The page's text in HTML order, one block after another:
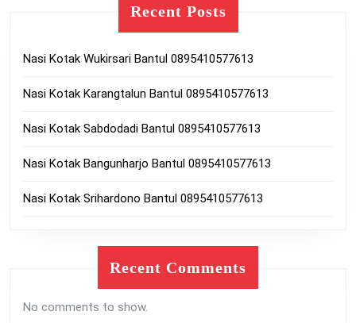
Recent Posts
Nasi Kotak Wukirsari Bantul 0895410577613
Nasi Kotak Karangtalun Bantul 0895410577613
Nasi Kotak Sabdodadi Bantul 0895410577613
Nasi Kotak Bangunharjo Bantul 0895410577613
Nasi Kotak Srihardono Bantul 0895410577613
Recent Comments
No comments to show.